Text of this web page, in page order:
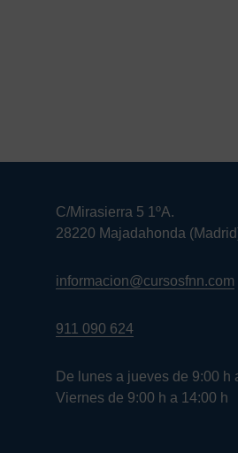
C/Mirasierra 5 1ºA.
28220 Majadahonda
informacion@cursosfnn.com
911 090 624
De lunes a jueves de 9:00 h
Viernes de 9:00 h a 14:00 h